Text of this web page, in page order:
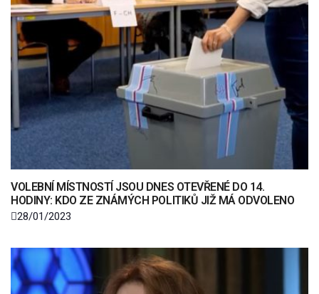
VOLEBNÍ MÍSTNOSTÍ JSOU DNES OTEVŘENÉ DO 14.
HODINY: KDO ZE ZNÁMÝCH POLITIKŮ JIŽ MÁ ODVOLENO
28/01/2023